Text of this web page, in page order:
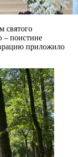
святого
– поистине
приложило